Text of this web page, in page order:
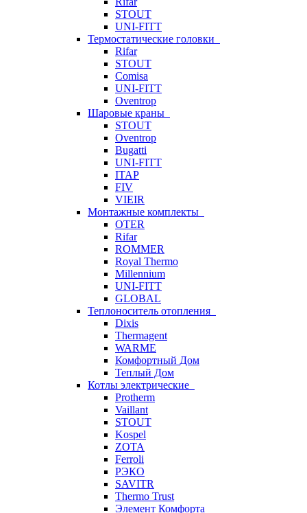
STOUT
UNI-FITT
Термостатические головки
Rifar
STOUT
Comisa
UNI-FITT
Oventrop
Шаровые краны
STOUT
Oventrop
Bugatti
UNI-FITT
ITAP
FIV
VIEIR
Монтажные комплекты
OTER
Rifar
ROMMER
Royal Thermo
Millennium
UNI-FITT
GLOBAL
Теплоноситель отопления
Dixis
Thermagent
WARME
Комфортный Дом
Теплый Дом
Котлы электрические
Protherm
Vaillant
STOUT
Kospel
ZOTA
Ferroli
РЭКО
SAVITR
Thermo Trust
Элемент Комфорта